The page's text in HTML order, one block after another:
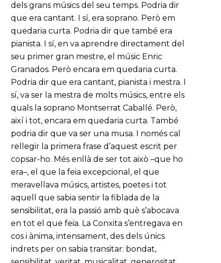
dels grans músics del seu temps. Podria dir
que era cantant. I sí, era soprano. Però em
quedaria curta. Podria dir que també era
pianista. I sí, en va aprendre directament del
seu primer gran mestre, el músic Enric
Granados. Però encara em quedaria curta.
Podria dir que era cantant, pianista i mestra. I
sí, va ser la mestra de molts músics, entre els
quals la soprano Montserrat Caballé. Però,
així i tot, encara em quedaria curta. També
podria dir que va ser una musa. I només cal
rellegir la primera frase d’aquest escrit per
copsar-ho. Més enllà de ser tot això –que ho
era–, el que la feia excepcional, el que
meravellava músics, artistes, poetes i tot
aquell que sabia sentir la fiblada de la
sensibilitat, era la passió amb què s’abocava
en tot el que feia. La Conxita s’entregava en
cos i ànima, intensament, des dels únics
indrets per on sabia transitar: bondat,